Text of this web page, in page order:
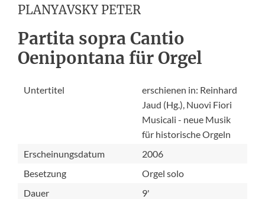
PLANYAVSKY PETER
Partita sopra Cantio
Oenipontana für Orgel
Untertitel
erschienen in: Reinhard
Jaud (Hg.), Nuovi Fiori
Musicali - neue Musik
für historische Orgeln
Erscheinungsdatum
2006
Besetzung
Orgel solo
Dauer
9'